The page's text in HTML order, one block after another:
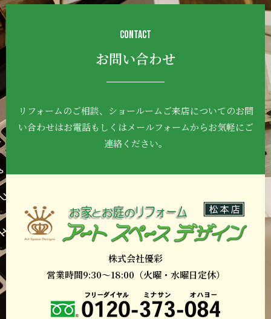
CONTACT
お問い合わせ
リフォームのご相談、ショールームご来店についてのお問
い合わせはお電話もしくはメールフォームからお気軽にご
連絡ください。
株式会社優彩
営業時間9:30～18:00（火曜・水曜日定休）